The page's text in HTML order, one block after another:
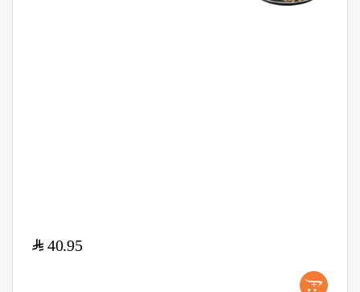
40.95
$
+